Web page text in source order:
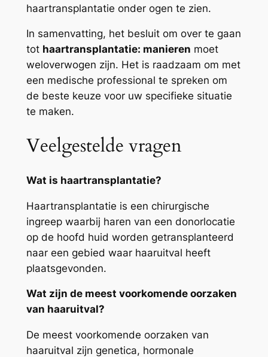
haartransplantatie onder ogen te zien.
In samenvatting, het besluit om over te gaan
tot haartransplantatie: manieren moet
weloverwogen zijn. Het is raadzaam om met
een medische professional te spreken om
de beste keuze voor uw specifieke situatie
te maken.
Veelgestelde vragen
Wat is haartransplantatie?
Haartransplantatie is een chirurgische
ingreep waarbij haren van een donorlocatie
op de hoofd huid worden getransplanteerd
naar een gebied waar haaruitval heeft
plaatsgevonden.
Wat zijn de meest voorkomende oorzaken
van haaruitval?
De meest voorkomende oorzaken van
haaruitval zijn genetica, hormonale